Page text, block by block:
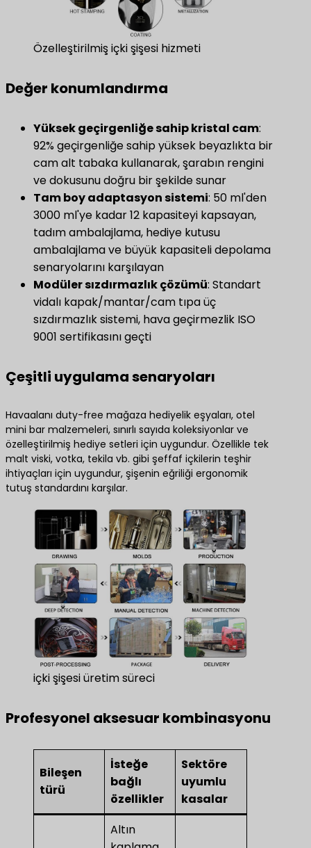
Özelleştirilmiş içki şişesi hizmeti
Değer konumlandırma
Yüksek geçirgenliğe sahip kristal cam​:
92% geçirgenliğe sahip yüksek beyazlıkta bir
cam alt tabaka kullanarak, şarabın rengini
ve dokusunu doğru bir şekilde sunar
Tam boy adaptasyon sistemi​: 50 ml'den
3000 ml'ye kadar 12 kapasiteyi kapsayan,
tadım ambalajlama, hediye kutusu
ambalajlama ve büyük kapasiteli depolama
senaryolarını karşılayan
Modüler sızdırmazlık çözümü​: Standart
vidalı kapak/mantar/cam tıpa üç
sızdırmazlık sistemi, hava geçirmezlik ISO
9001 sertifikasını geçti
Çeşitli uygulama senaryoları
Havaalanı duty-free mağaza hediyelik eşyaları, otel
mini bar malzemeleri, sınırlı sayıda koleksiyonlar ve
özelleştirilmiş hediye setleri için uygundur. Özellikle tek
malt viski, votka, tekila vb. gibi şeffaf içkilerin teşhir
ihtiyaçları için uygundur, şişenin eğriliği ergonomik
tutuş standardını karşılar.
içki şişesi üretim süreci
Profesyonel aksesuar kombinasyonu
Bileşen
türü
İsteğe
bağlı
özellikler
Sektöre
uyumlu
kasalar
Altın